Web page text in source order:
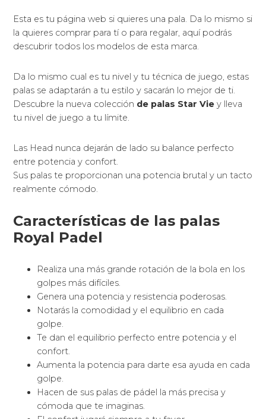
Esta es tu página web si quieres una pala. Da lo mismo si
la quieres comprar para tí o para regalar, aquí podrás
descubrir todos los modelos de esta marca.
Da lo mismo cual es tu nivel y tu técnica de juego, estas
palas se adaptarán a tu estilo y sacarán lo mejor de ti.
Descubre la nueva colección de palas Star Vie y lleva
tu nivel de juego a tu límite.
Las Head nunca dejarán de lado su balance perfecto
entre potencia y confort.
Sus palas te proporcionan una potencia brutal y un tacto
realmente cómodo.
Características de las palas
Royal Padel
Realiza una más grande rotación de la bola en los
golpes más difíciles.
Genera una potencia y resistencia poderosas.
Notarás la comodidad y el equilibrio en cada
golpe.
Te dan el equilibrio perfecto entre potencia y el
confort.
Aumenta la potencia para darte esa ayuda en cada
golpe.
Hacen de sus palas de pádel la más precisa y
cómoda que te imaginas.